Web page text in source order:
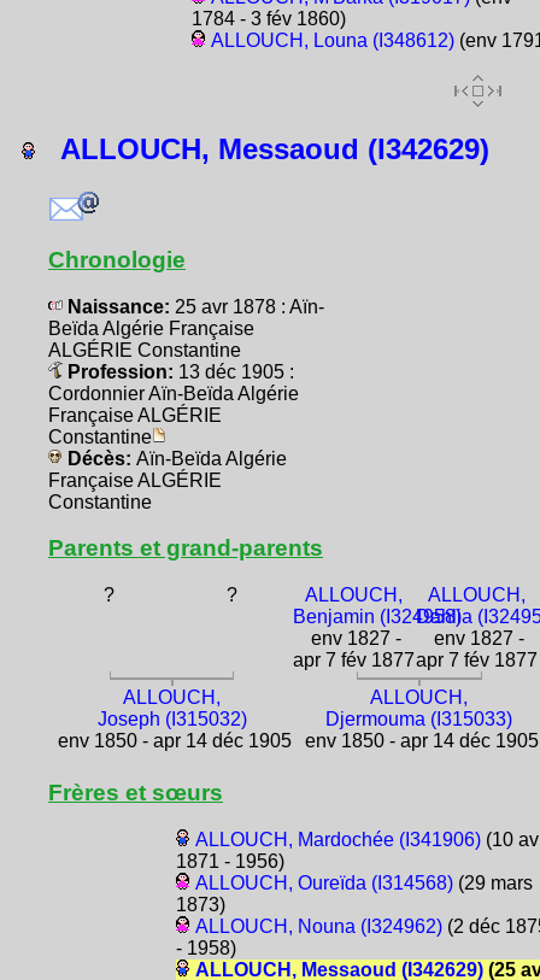
1784 - 3 fév 1860)
ALLOUCH, Louna (I348612)(env
ALLOUCH, Messaoud (I342629)
Chronologie
Naissance: 25 avr 1878 : Aïn-
Beïda Algérie Française
ALGÉRIE Constantine
Profession: 13 déc 1905 :
Cordonnier Aïn-Beïda Algérie
Française ALGÉRIE
Constantine
Décès: Aïn-Beïda Algérie
Française ALGÉRIE
Constantine
Parents et grand-parents
? ?
ALLOUCH,
Benjamin (I324958)
env 1827 -
apr 7 fév 1877
ALLOUCH,
Dahlia
env 1827 -
apr 7 fév 1877
ALLOUCH,
Joseph (I315032)
env 1850 - apr 14 déc 1905
ALLOUCH,
Djermouma (I315033)
env 1850 - apr 14 déc 1905
Frères et sœurs
ALLOUCH, Mardochée (I341906)(10
1871 - 1956)
ALLOUCH, Oureïda (I314568)(29 mars
1873)
ALLOUCH, Nouna (I324962)(2 déc
- 1958)
ALLOUCH, Messaoud (I342629)(25